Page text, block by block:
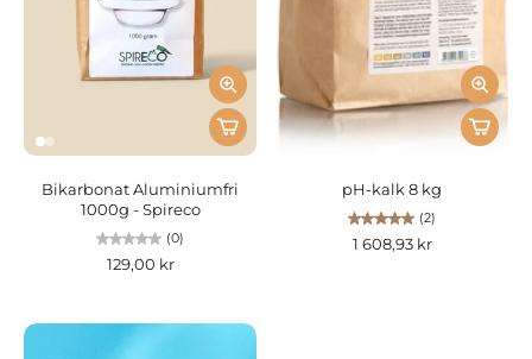
Bikarbonat Aluminiumfri
1000g - Spireco
(0)
129,00 kr
pH-kalk 8 kg
(2)
1 608,93 kr